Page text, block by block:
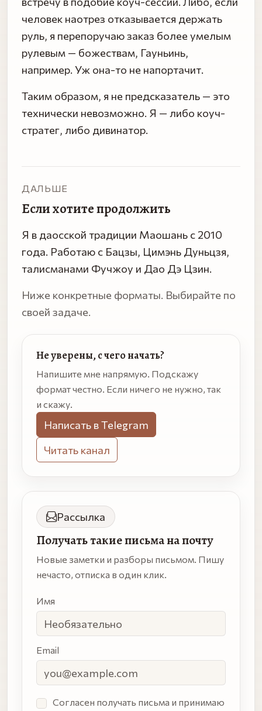
человек наотрез отказывается держать
руль, я перепоручаю заказ более умелым
рулевым — божествам, Гауньинь,
например. Уж она-то не напортачит.
Таким образом, я не предсказатель — это
технически невозможно. Я — либо коуч-
стратег, либо дивинатор.
ДАЛЬШЕ
Если хотите продолжить
Я в даосской традиции Маошань с 2010
года. Работаю с Бацзы, Цимэнь Дуньцзя,
талисманами Фучжоу и Дао Дэ Цзин.
Ниже конкретные форматы. Выбирайте по
своей задаче.
Не уверены, с чего начать?
Напишите мне напрямую. Подскажу
формат честно. Если ничего не нужно, так
и скажу.
Написать в Telegram
Читать канал
Рассылка
Получать такие письма на почту
Новые заметки и разборы письмом. Пишу
нечасто, отписка в один клик.
Имя
Email
Согласен получать письма и принимаю